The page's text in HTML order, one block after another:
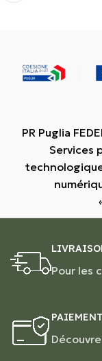
PR Puglia
Services
Pour les